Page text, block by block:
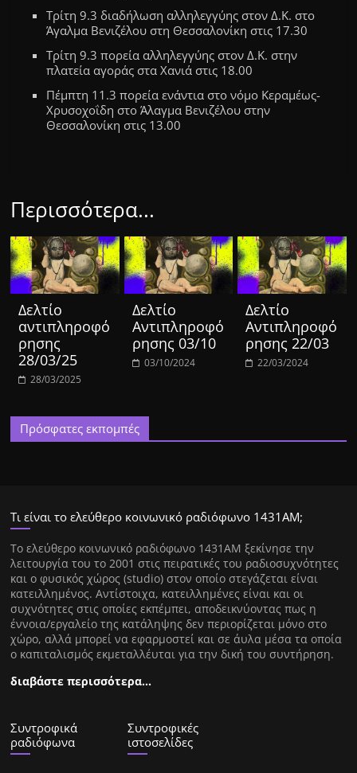
Τρίτη 9.3 διαδήλωση αλληλεγγύης στον Δ.Κ. στο
Άγαλμα Βενιζέλου στη Θεσσαλονίκη στις 17.30
Τρίτη 9.3 πορεία αλληλεγγύης στον Δ.Κ. στην
πλατεία αγοράς στα Χανιά στις 18.00
Πέμπτη 11.3 πορεία ενάντια στο νόμο Κεραμέως-
Χρυσοχοΐδη στο Άλαγμα Βενιζέλου στην
Θεσσαλονίκη στις 13.00
Περισσότερα...
Δελτίο
αντιπληροφό
ρησης
28/03/25
28/03/2025
Δελτίο
Αντιπληροφό
ρησης 03/10
03/10/2024
Δελτίο
Αντιπληροφό
ρησης 22/03
22/03/2024
Πρόσφατες εκπομπές
Τι είναι το ελεύθερο κοινωνικό ραδιόφωνο 1431ΑΜ;
Tο ελεύθερο κοινωνικό ραδιόφωνο 1431AM ξεκίνησε την
λειτουργία του το 2001 στις πειρατικές του ραδιοσυχνότητες
και ο φυσικός χώρος (studio) στον οποίο στεγάζεται είναι
κατειλλημένος. Αντίστοιχα, κατειλλημένες είναι και οι
συχνότητες στις οποίες εκπέμπει, αποδεικνύοντας πως η
έννοια/εργαλείο της κατάληψης δεν περιορίζεται μόνο στο
χώρο, αλλά μπορεί να εφαρμοστεί και σε άυλα μέσα τα οποία
ο καπιταλισμός εκμεταλλέυται για την δική του συντήρηση.
διαβάστε περισσότερα…
Συντροφικά
ραδιόφωνα
Συντροφικές
ιστοσελίδες